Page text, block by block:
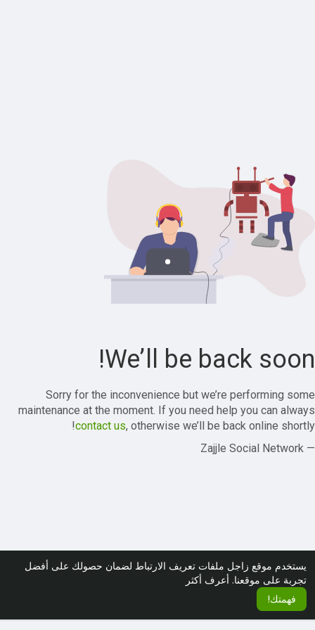
يستخدم موقع زاجل ملفات تعريف الارتباط لضمان حصولك على أفضل
تجربة على موقعنا. أعرف أكثر
فهمتك!
We’ll be back soon!
Sorry for the inconvenience but we’re performing some
maintenance at the moment. If you need help you can always
contact us, otherwise we’ll be back online shortly!
— Zajjle Social Network